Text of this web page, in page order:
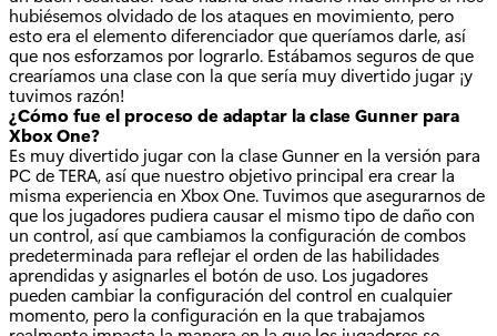
hubiésemos olvidado de los ataques en movimiento, pero
esto era el elemento diferenciador que queríamos darle, así
que nos esforzamos por lograrlo. Estábamos seguros de que
crearíamos una clase con la que sería muy divertido jugar ¡y
tuvimos razón!
¿Cómo fue el proceso de adaptar la clase Gunner para
Xbox One?
Es muy divertido jugar con la clase Gunner en la versión para
PC de TERA, así que nuestro objetivo principal era crear la
misma experiencia en Xbox One. Tuvimos que asegurarnos de
que los jugadores pudiera causar el mismo tipo de daño con
un control, así que cambiamos la configuración de combos
predeterminada para reflejar el orden de las habilidades
aprendidas y asignarles el botón de uso. Los jugadores
pueden cambiar la configuración del control en cualquier
momento, pero la configuración en la que trabajamos